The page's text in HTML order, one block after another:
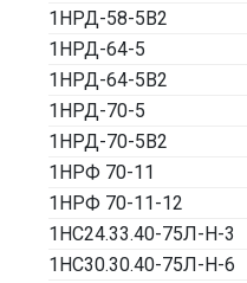
1НРД-58-5В2
1НРД-64-5
1НРД-64-5В2
1НРД-70-5
1НРД-70-5В2
1НРФ 70-11
1НРФ 70-11-12
1НС24.33.40-75Л-Н-3
1НС30.30.40-75Л-Н-6